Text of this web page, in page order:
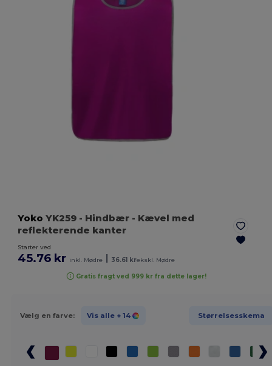
Yoko YK259 - Hindbær - Kævel med
reflekterende kanter
Starter ved
45.76 kr inkl. Mødre 36.61 krekskl. Mødre
Gratis fragt ved 999 kr fra dette lager!
Vælg en farve: Vis alle + 14 Størrelsesskema